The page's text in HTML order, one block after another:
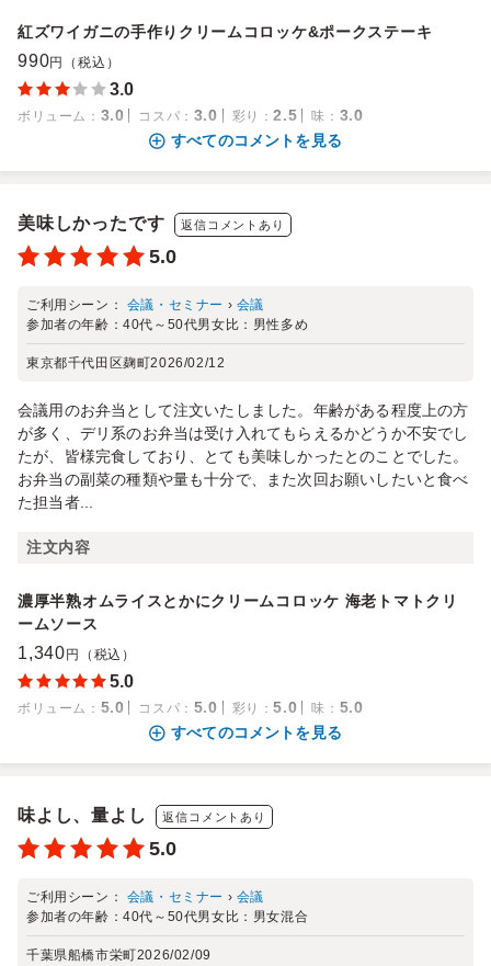
紅ズワイガニの手作りクリームコロッケ&ポークステーキ
990円（税込）
3.0
ボリューム ： 3.0 コスパ ： 3.0 彩り ：2.5 味 ： 3.0
すべてのコメントを見る
美味しかったです 返信コメントあり
5.0
ご利用シーン： 会議・セミナー › 会議
参加者の年齢：40代～50代男女比： 男性多め
東京都千代田区麹町2026/02/12
会議用のお弁当として注文いたしました。年齢がある程度上の方
が多く、デリ系のお弁当は受け入れてもらえるかどうか不安でし
たが、皆様完食しており、とても美味しかったとのことでした。
お弁当の副菜の種類や量も十分で、また次回お願いしたいと食べ
た担当者...
注文内容
濃厚半熟オムライスとかにクリームコロッケ 海老トマトクリ
ームソース
1,340 円（税込）
5.0
ボリューム ： 5.0 コスパ ： 5.0 彩り ：5.0 味 ： 5.0
すべてのコメントを見る
味よし、量よし 返信コメントあり
5.0
ご利用シーン： 会議・セミナー › 会議
参加者の年齢：40代～50代男女比： 男女混合
千葉県船橋市栄町2026/02/09